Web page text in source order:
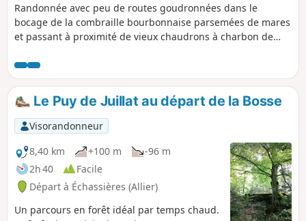
Randonnée avec peu de routes goudronnées dans le
bocage de la combraille bourbonnaise parsemées de mares
et passant à proximité de vieux chaudrons à charbon de
arrêtés pendant la seconde guerre mondiale.
Le Puy de Juillat au départ de la Bosse
Visorandonneur
8,40 km
+100 m
-96 m
2h 40
Facile
Départ à Échassières (Allier)
Un parcours en forêt idéal par temps chaud.